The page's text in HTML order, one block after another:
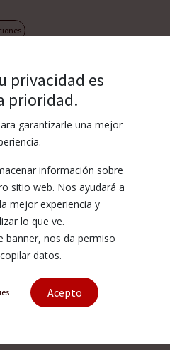
privacidad es
prioridad.
garantizarle una mejor
información sobre
sitio web. Nos ayudará a
mejor experiencia y
lo que ve.
banner, nos da permiso
datos.
Acepto